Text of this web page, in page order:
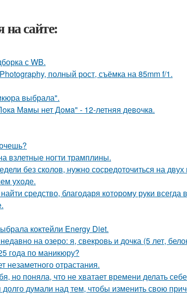
на сайте:
с WB.
полный рост, съёмка на 85mm f/1.
выбрала".
Мaмы нет Дoмa" - 12-летняя девoчкa.
взлетные ногти трамплины.
без сколов, нужно сосредоточиться на
уходе.
средство, благодаря которому руки
коктейли Energy Diet.
на озеро: я, свекровь и дочка (5 лет,
года по маникюру?
незаметного отрастания.
но поняла, что не хватает времени делать себе
думали над тем, чтобы изменить свою